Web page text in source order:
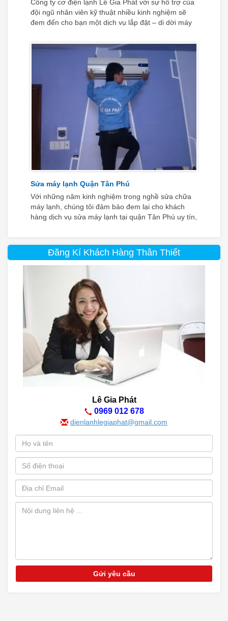
Công ty cơ điện lạnh Lê Gia Phát với sự hỗ trợ của
đội ngũ nhân viên kỹ thuật nhiều kinh nghiệm sẽ
đem đến cho bạn một dịch vụ lắp đặt – di dời máy
giờ hết.
Sửa máy lạnh Quận Tân Phú
Với những năm kinh nghiệm trong nghề sửa chữa
máy lạnh, chúng tôi đảm bảo đem lại cho khách
hàng dịch vụ sửa máy lạnh tại quận Tân Phú uy tín,
Đăng Kí Khách Hàng Thân Thiết
Lê Gia Phát
0969 012 678
dienlanhlegiaphat@gmail.com